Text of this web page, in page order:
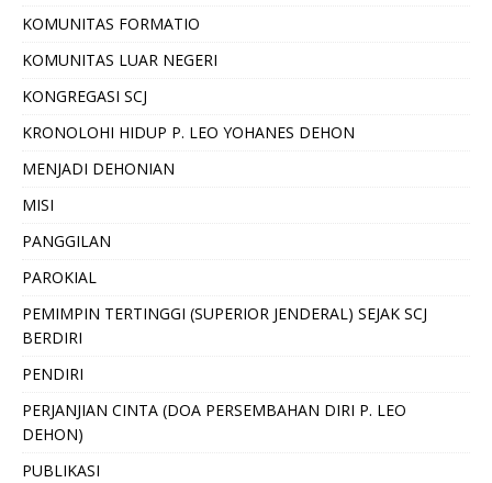
KOMUNITAS FORMATIO
KOMUNITAS LUAR NEGERI
KONGREGASI SCJ
KRONOLOHI HIDUP P. LEO YOHANES DEHON
MENJADI DEHONIAN
MISI
PANGGILAN
PAROKIAL
PEMIMPIN TERTINGGI (SUPERIOR JENDERAL) SEJAK SCJ
BERDIRI
PENDIRI
PERJANJIAN CINTA (DOA PERSEMBAHAN DIRI P. LEO
DEHON)
PUBLIKASI